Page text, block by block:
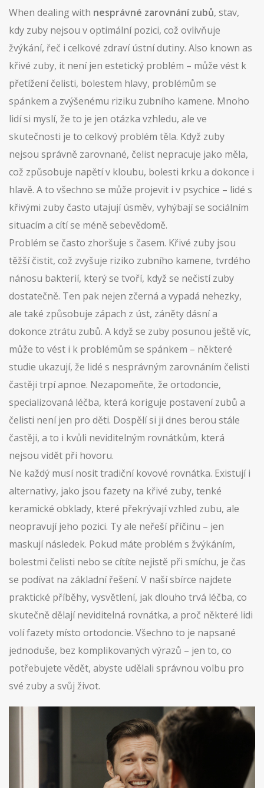
When dealing with nesprávné zarovnání zubů, stav,
kdy zuby nejsou v optimální pozici, což ovlivňuje
žvýkání, řeč i celkové zdraví ústní dutiny. Also known as
křivé zuby, it není jen estetický problém – může vést k
přetížení čelisti, bolestem hlavy, problémům se
spánkem a zvýšenému riziku zubního kamene. Mnoho
lidí si myslí, že to je jen otázka vzhledu, ale ve
skutečnosti je to celkový problém těla. Když zuby
nejsou správně zarovnané, čelist nepracuje jako měla,
což způsobuje napětí v kloubu, bolesti krku a dokonce i
hlavě. A to všechno se může projevit i v psychice – lidé s
křivými zuby často utajují úsměv, vyhýbají se sociálním
situacím a cítí se méně sebevědomě.
Problém se často zhoršuje s časem. Křivé zuby jsou
těžší čistit, což zvyšuje riziko zubního kamene, tvrdého
nánosu bakterií, který se tvoří, když se nečistí zuby
dostatečně. Ten pak nejen zčerná a vypadá nehezky,
ale také způsobuje zápach z úst, záněty dásní a
dokonce ztrátu zubů. A když se zuby posunou ještě víc,
může to vést i k problémům se spánkem – některé
studie ukazují, že lidé s nesprávným zarovnáním čelisti
častěji trpí apnoe. Nezapomeňte, že ortodoncie,
specializovaná léčba, která koriguje postavení zubů a
čelisti není jen pro děti. Dospělí si ji dnes berou stále
častěji, a to i kvůli neviditelným rovnátkům, která
nejsou vidět při hovoru.
Ne každý musí nosit tradiční kovové rovnátka. Existují i
alternativy, jako jsou fazety na křivé zuby, tenké
keramické obklady, které překrývají vzhled zubu, ale
neopravují jeho pozici. Ty ale neřeší příčinu – jen
maskují následek. Pokud máte problém s žvýkáním,
bolestmi čelisti nebo se cítíte nejistě při smíchu, je čas
se podívat na základní řešení. V naší sbírce najdete
praktické příběhy, vysvětlení, jak dlouho trvá léčba, co
skutečně dělají neviditelná rovnátka, a proč některé lidi
volí fazety místo ortodoncie. Všechno to je napsané
jednoduše, bez komplikovaných výrazů – jen to, co
potřebujete vědět, abyste udělali správnou volbu pro
své zuby a svůj život.